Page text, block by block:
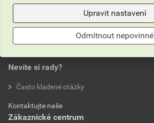
0,0
hodnotilo 0 uživatelů
Nevíte si rady?
Často kladené otázky
Kontaktujte naše
Zákaznické centrum
Upravit nastavení
Odmítnout nepovinné